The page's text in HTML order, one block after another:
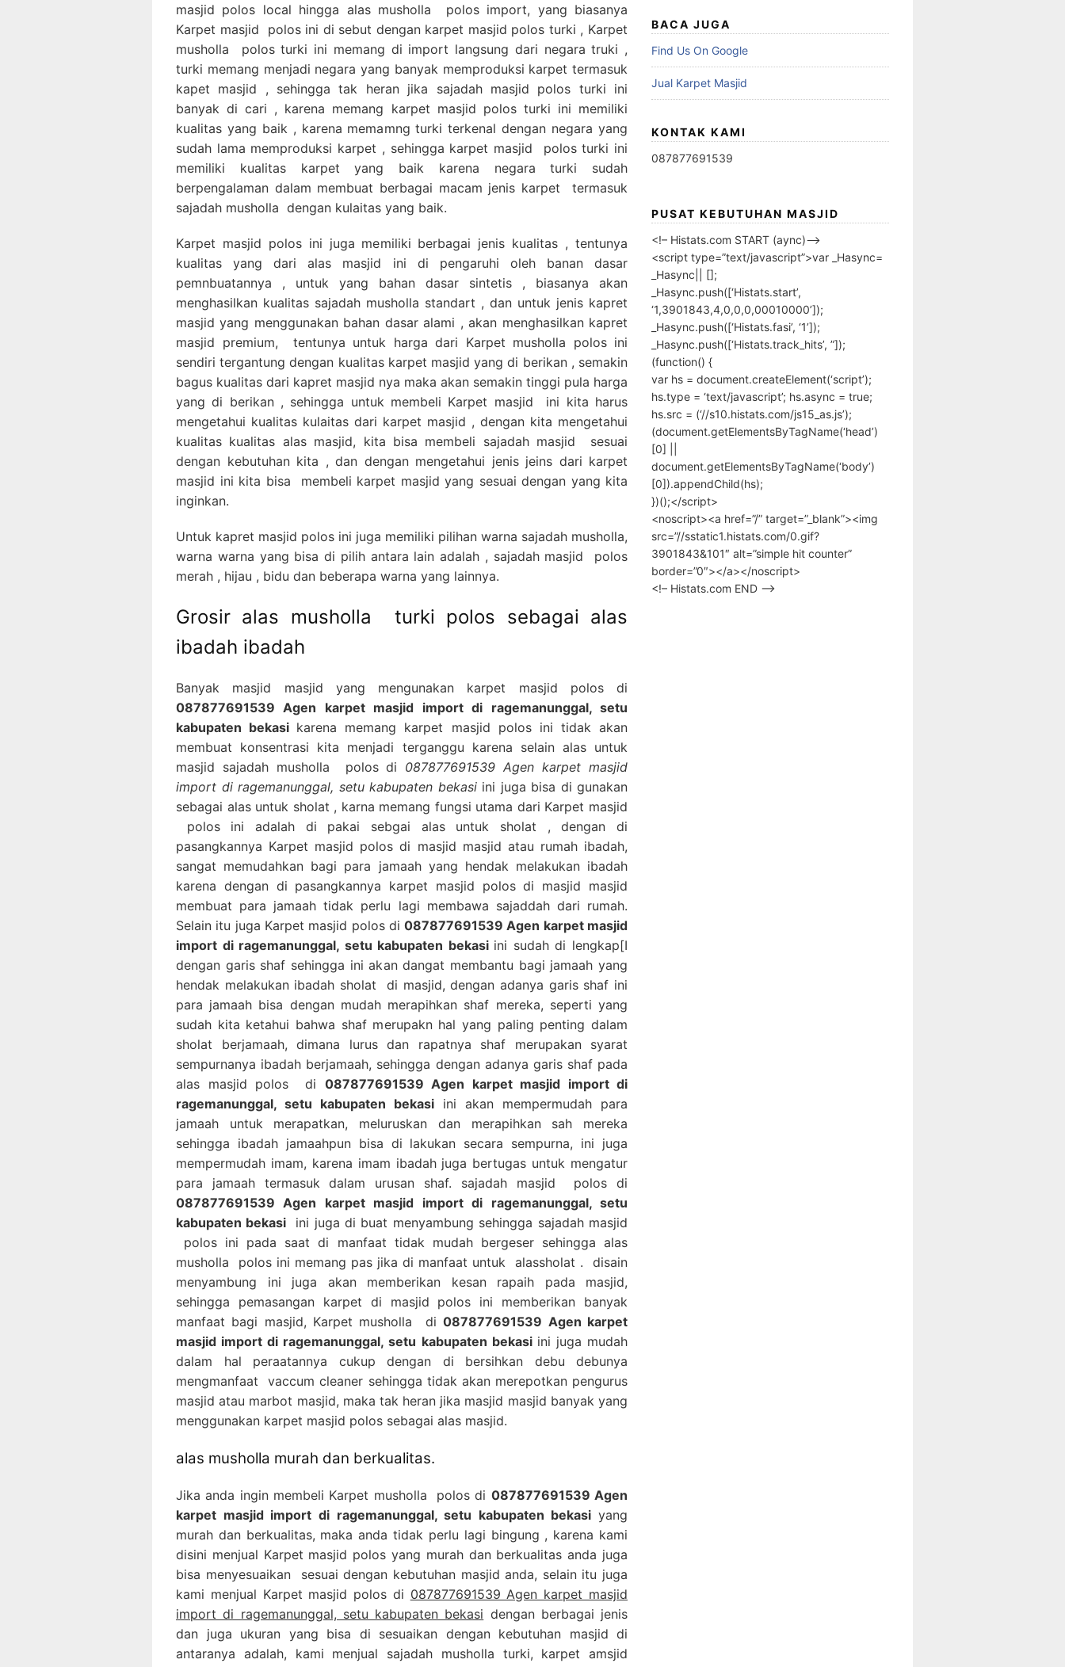
masjid polos local hingga alas musholla polos import, yang biasanya
Karpet masjid polos ini di sebut dengan karpet masjid polos turki , Karpet
musholla polos turki ini memang di import langsung dari negara truki ,
turki memang menjadi negara yang banyak memproduksi karpet termasuk
kapet masjid , sehingga tak heran jika sajadah masjid polos turki ini
banyak di cari , karena memang karpet masjid polos turki ini memiliki
kualitas yang baik , karena memamng turki terkenal dengan negara yang
sudah lama memproduksi karpet , sehingga karpet masjid polos turki ini
memiliki kualitas karpet yang baik karena negara turki sudah
berpengalaman dalam membuat berbagai macam jenis karpet termasuk
sajadah musholla dengan kulaitas yang baik.
Karpet masjid polos ini juga memiliki berbagai jenis kualitas , tentunya
kualitas yang dari alas masjid ini di pengaruhi oleh banan dasar
pemnbuatannya , untuk yang bahan dasar sintetis , biasanya akan
menghasilkan kualitas sajadah musholla standart , dan untuk jenis kapret
masjid yang menggunakan bahan dasar alami , akan menghasilkan kapret
masjid premium, tentunya untuk harga dari Karpet musholla polos ini
sendiri tergantung dengan kualitas karpet masjid yang di berikan , semakin
bagus kualitas dari kapret masjid nya maka akan semakin tinggi pula harga
yang di berikan , sehingga untuk membeli Karpet masjid ini kita harus
mengetahui kualitas kulaitas dari karpet masjid , dengan kita mengetahui
kualitas kualitas alas masjid, kita bisa membeli sajadah masjid sesuai
dengan kebutuhan kita , dan dengan mengetahui jenis jeins dari karpet
masjid ini kita bisa membeli karpet masjid yang sesuai dengan yang kita
inginkan.
Untuk kapret masjid polos ini juga memiliki pilihan warna sajadah musholla,
warna warna yang bisa di pilih antara lain adalah , sajadah masjid polos
merah , hijau , bidu dan beberapa warna yang lainnya.
Grosir alas musholla turki polos sebagai alas
ibadah ibadah
Banyak masjid masjid yang mengunakan karpet masjid polos di
087877691539 Agen karpet masjid import di ragemanunggal, setu
kabupaten bekasi karena memang karpet masjid polos ini tidak akan
membuat konsentrasi kita menjadi terganggu karena selain alas untuk
masjid sajadah musholla polos di 087877691539 Agen karpet masjid
import di ragemanunggal, setu kabupaten bekasiini juga bisa di gunakan
sebagai alas untuk sholat , karna memang fungsi utama dari Karpet masjid
polos ini adalah di pakai sebgai alas untuk sholat , dengan di
pasangkannya Karpet masjid polos di masjid masjid atau rumah ibadah,
sangat memudahkan bagi para jamaah yang hendak melakukan ibadah
karena dengan di pasangkannya karpet masjid polos di masjid masjid
membuat para jamaah tidak perlu lagi membawa sajaddah dari rumah.
Selain itu juga Karpet masjid polos di087877691539 Agen karpet masjid
import di ragemanunggal, setu kabupaten bekasi ini sudah di lengkap[I
dengan garis shaf sehingga ini akan dangat membantu bagi jamaah yang
hendak melakukan ibadah sholat di masjid, dengan adanya garis shaf ini
para jamaah bisa dengan mudah merapihkan shaf mereka, seperti yang
sudah kita ketahui bahwa shaf merupakn hal yang paling penting dalam
sholat berjamaah, dimana lurus dan rapatnya shaf merupakan syarat
sempurnanya ibadah berjamaah, sehingga dengan adanya garis shaf pada
alas masjid polos di 087877691539 Agen karpet masjid import di
ragemanunggal, setu kabupaten bekasi ini akan mempermudah para
jamaah untuk merapatkan, meluruskan dan merapihkan sah mereka
sehingga ibadah jamaahpun bisa di lakukan secara sempurna, ini juga
mempermudah imam, karena imam ibadah juga bertugas untuk mengatur
para jamaah termasuk dalam urusan shaf. sajadah masjid polos di
087877691539 Agen karpet masjid import di ragemanunggal, setu
kabupaten bekasi
ini juga di buat menyambung sehingga sajadah masjid
polos ini pada saat di manfaat tidak mudah bergeser sehingga alas
musholla polos ini memang pas jika di manfaat untuk alassholat . disain
menyambung ini juga akan memberikan kesan rapaih pada masjid,
sehingga pemasangan karpet di masjid polos ini memberikan banyak
manfaat bagi masjid, Karpet musholla di087877691539 Agen karpet
masjid import di ragemanunggal, setu kabupaten bekasi ini juga mudah
dalam hal peraatannya cukup dengan di bersihkan debu debunya
mengmanfaat vaccum cleaner sehingga tidak akan merepotkan pengurus
masjid atau marbot masjid, maka tak heran jika masjid masjid banyak yang
menggunakan karpet masjid polos sebagai alas masjid.
alas musholla murah dan berkualitas.
Jika anda ingin membeli Karpet musholla polos di 087877691539 Agen
karpet masjid import di ragemanunggal, setu kabupaten bekasi yang
murah dan berkualitas, maka anda tidak perlu lagi bingung , karena kami
disini menjual Karpet masjid polos yang murah dan berkualitas anda juga
bisa menyesuaikan sesuai dengan kebutuhan masjid anda, selain itu juga
kami menjual Karpet masjid polos di 087877691539 Agen karpet masjid
import di ragemanunggal, setu kabupaten bekasi dengan berbagai jenis
dan juga ukuran yang bisa di sesuaikan dengan kebutuhan masjid di
antaranya adalah, kami menjual sajadah musholla turki, karpet amsjid
BACA JUGA
Find Us On Google
Jual Karpet Masjid
KONTAK KAMI
087877691539
PUSAT KEBUTUHAN MASJID
<!– Histats.com START (aync)–>
<script type=”text/javascript”>var _Hasync=
_Hasync|| [];
_Hasync.push([‘Histats.start’,
‘1,3901843,4,0,0,0,00010000’]);
_Hasync.push([‘Histats.fasi’, ‘1’]);
_Hasync.push([‘Histats.track_hits’, ”]);
(function() {
var hs = document.createElement(‘script’);
hs.type = ‘text/javascript’; hs.async = true;
hs.src = (‘//s10.histats.com/js15_as.js’);
(document.getElementsByTagName(‘head’)
[0] ||
document.getElementsByTagName(‘body’)
[0]).appendChild(hs);
})();</script>
<noscript><a href=”/” target=”_blank”><img
src=”//sstatic1.histats.com/0.gif?
3901843&101″ alt=”simple hit counter”
border=”0″></a></noscript>
<!– Histats.com END –>